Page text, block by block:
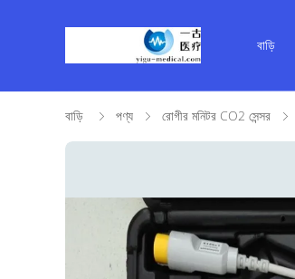
বাড়ি
বাড়ি পণ্য রোগীর মনিটর CO2 সেন্সর